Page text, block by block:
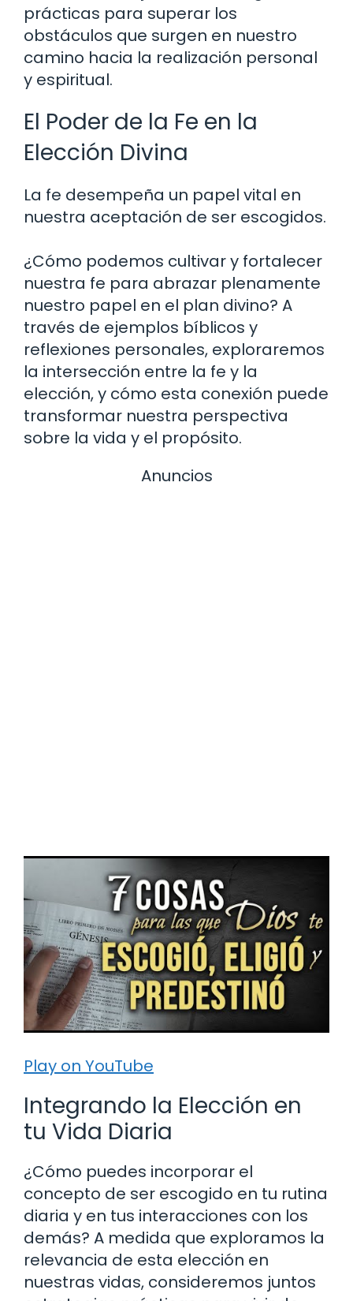
prácticas para superar los
obstáculos que surgen en nuestro
camino hacia la realización personal
y espiritual.
El Poder de la Fe en la
Elección Divina
La fe desempeña un papel vital en
nuestra aceptación de ser escogidos.
¿Cómo podemos cultivar y fortalecer
nuestra fe para abrazar plenamente
nuestro papel en el plan divino? A
través de ejemplos bíblicos y
reflexiones personales, exploraremos
la intersección entre la fe y la
elección, y cómo esta conexión puede
transformar nuestra perspectiva
sobre la vida y el propósito.
Anuncios
Play on YouTube
Integrando la Elección en
tu Vida Diaria
¿Cómo puedes incorporar el
concepto de ser escogido en tu rutina
diaria y en tus interacciones con los
demás? A medida que exploramos la
relevancia de esta elección en
nuestras vidas, consideremos juntos